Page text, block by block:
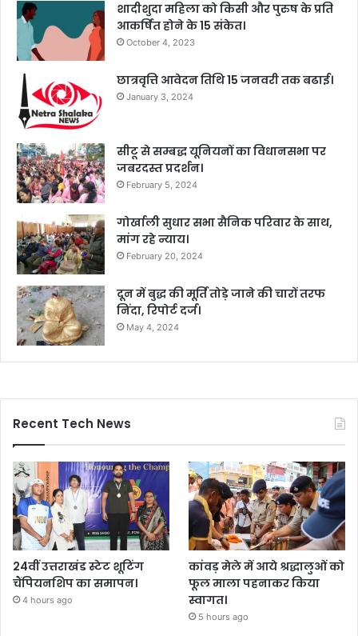
शादीशुदा महिला को किसी और पुरुष के प्रति
आकर्षित होने के 15 संकेत।
October 4, 2023
छात्रवृत्ति आवेदन तिथि 15 जनवरी तक बढाई।
January 3, 2024
सीटू से सम्बद्ध यूनियनों का विधानसभा पर
जबरदस्त प्रदर्शन।
February 5, 2024
गोर्खाली सुधार सभा सैनिक परिवार के साथ,
मांग रहे न्याय।
February 20, 2024
दून में बुद्ध की मूर्ति तोड़े जाने की चारों तरफ
निंदा, रिपोर्ट दर्ज।
May 4, 2024
Recent Tech News
24वीं उत्तराखंड स्टेट शूटिंग
चैंपियनशिप का समापन।
4 hours ago
कांवड़ मेले में आये श्रद्धालुओं को
फूल माला पहनाकर किया
स्वागत।
5 hours ago